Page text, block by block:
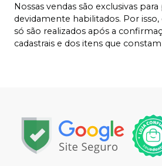
Nossas vendas são exclusivas
devidamente habilitados. Por
só são realizados após a
cadastrais e dos itens que